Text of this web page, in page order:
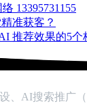
13395731155
准获客？
推荐效果的5个
、AI搜索推广